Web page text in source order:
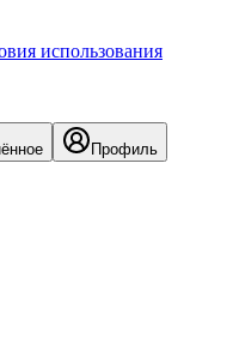
использования
Профиль